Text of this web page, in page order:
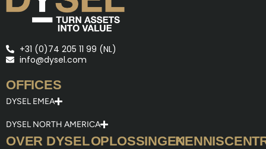
+31 (0)74 205 11 99 (NL)
info@dysel.com
OFFICES
DYSEL EMEA
DYSEL NORTH AMERICA
OVER DYSELOPLOSSINGEN